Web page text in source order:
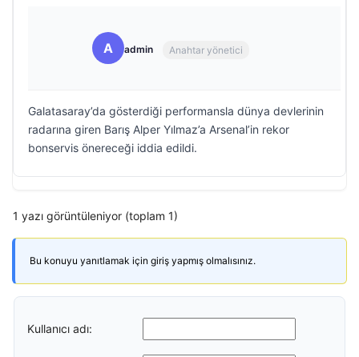
A admin Anahtar yönetici
Galatasaray’da gösterdiği performansla dünya devlerinin
radarına giren Barış Alper Yılmaz’a Arsenal’in rekor
bonservis önereceği iddia edildi.
1 yazı görüntüleniyor (toplam 1)
Bu konuyu yanıtlamak için giriş yapmış olmalısınız.
Kullanıcı adı: